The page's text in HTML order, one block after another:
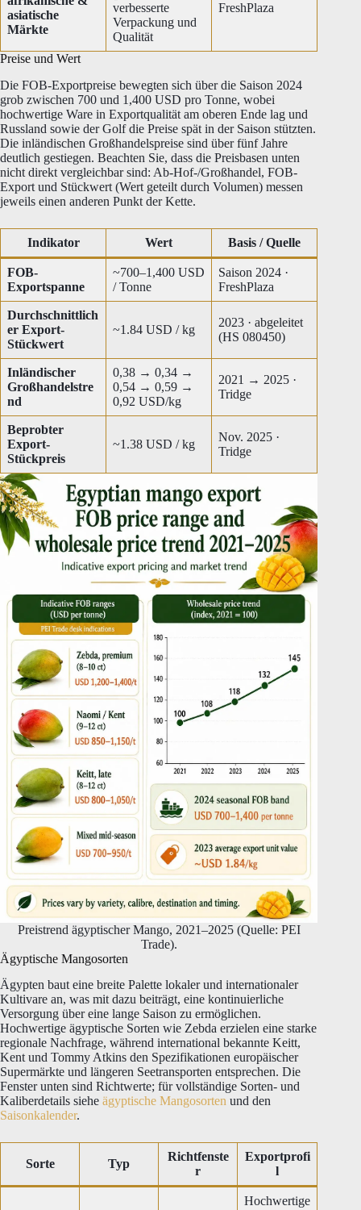
asiatische
Märkte
verbesserte
Verpackung und
Qualität
FreshPlaza
Preise und Wert
Die FOB-Exportpreise bewegten sich über die Saison 2024
grob zwischen 700 und 1,400 USD pro Tonne, wobei
hochwertige Ware in Exportqualität am oberen Ende lag und
Russland sowie der Golf die Preise spät in der Saison stützten.
Die inländischen Großhandelspreise sind über fünf Jahre
deutlich gestiegen. Beachten Sie, dass die Preisbasen unten
nicht direkt vergleichbar sind: Ab-Hof-/Großhandel, FOB-
Export und Stückwert (Wert geteilt durch Volumen) messen
jeweils einen anderen Punkt der Kette.
Indikator Wert Basis / Quelle
FOB-
Exportspanne
~700–1,400 USD
/ Tonne
Saison 2024 ·
FreshPlaza
Durchschnittlich
er Export-
Stückwert
~1.84 USD / kg
2023 · abgeleitet
(HS 080450)
Inländischer
Großhandelstre
nd
0,38 → 0,34 →
0,54 → 0,59 →
0,92 USD/kg
2021 → 2025 ·
Tridge
Beprobter
Export-
Stückpreis
~1.38 USD / kg
Nov. 2025 ·
Tridge
Preistrend ägyptischer Mango, 2021–2025 (Quelle: PEI
Trade).
Ägyptische Mangosorten
Ägypten baut eine breite Palette lokaler und internationaler
Kultivare an, was mit dazu beiträgt, eine kontinuierliche
Versorgung über eine lange Saison zu ermöglichen.
Hochwertige ägyptische Sorten wie Zebda erzielen eine starke
regionale Nachfrage, während international bekannte Keitt,
Kent und Tommy Atkins den Spezifikationen europäischer
Supermärkte und längeren Seetransporten entsprechen. Die
Fenster unten sind Richtwerte; für vollständige Sorten- und
Kaliberdetails siehe ägyptische Mangosorten und den
Saisonkalender.
Sorte Typ
Richtfenste
r
Exportprofi
l
Hochwertige